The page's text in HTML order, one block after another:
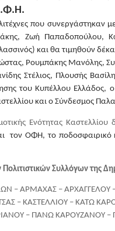
που συνεργάστηκαν
Ζωή Παπαδοπούλου,
και θα τιμηθούν
Ρουμπάκης Μανόλης,
Στέλιος, Πλουσής
του Κυπέλλου
και ο Σύνδεσμος
Ενότητας
τον ΟΦΗ, το
Συλλόγων της
– ΑΡΜΑΧΑΣ – ΑΡΧΑΓΓΕΛΟΥ –
– ΚΑΣΤΕΛΛΙΟΥ – ΚΑΤΩ
– ΠΑΝΩ ΚΑΡΟΥΖΑΝΟΥ –